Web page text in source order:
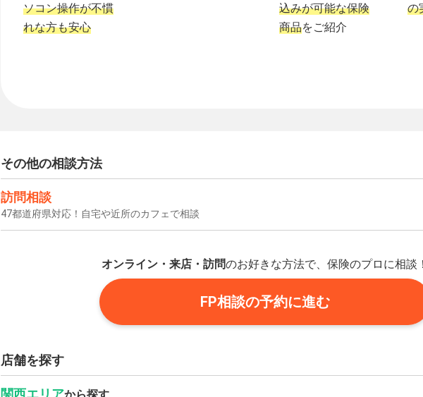
ソコン操作が不慣
れな方も安心
込みが可能な保険
商品をご紹介
の
その他の相談方法
訪問相談
47都道府県対応！自宅や近所のカフェで相談
オンライン・来店・訪問のお好きな方法で、保険のプロに相談
FP相談の予約に進む
店舗を探す
関西エリア